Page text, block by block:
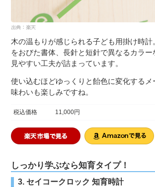
木の温もりが感じられる子ども用掛け時計
をおびた書体、長針と短針で異なるカラー
見やすい工夫が詰まっています。
使い込むほどゆっくりと飴色に変化する
味わいも楽しみですね。
税込価格 11,000円
しっかり学ぶなら知育タイプ！
3. セイコークロック 知育時計